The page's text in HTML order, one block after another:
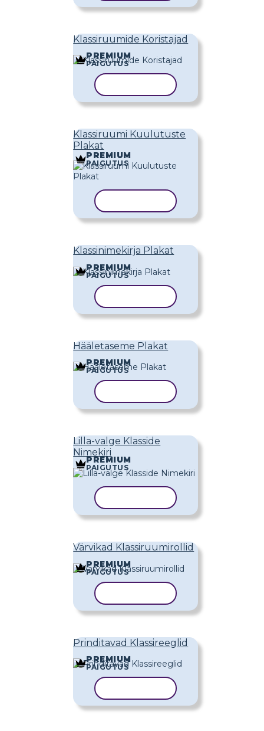
Klassiruumide Koristajad
PREMIUM
PAIGUTUS
Klassiruumi Kuulutuste
Plakat
PREMIUM
PAIGUTUS
Klassinimekirja Plakat
PREMIUM
PAIGUTUS
Hääletaseme Plakat
PREMIUM
PAIGUTUS
Lilla-valge Klasside
Nimekiri
PREMIUM
PAIGUTUS
Värvikad Klassiruumirollid
PREMIUM
PAIGUTUS
Prinditavad Klassireeglid
PREMIUM
PAIGUTUS